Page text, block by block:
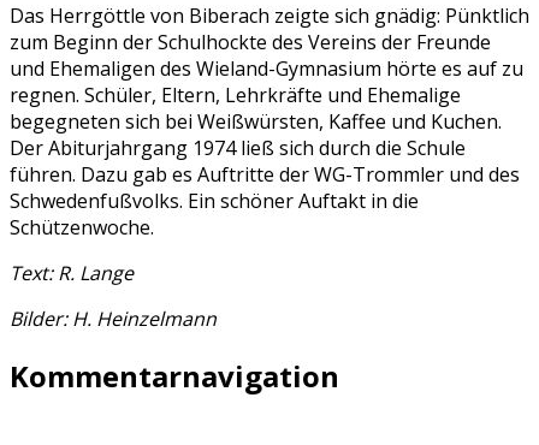
Das Herrgöttle von Biberach zeigte sich gnädig: Pünktlich
zum Beginn der Schulhockte des Vereins der Freunde
und Ehemaligen des Wieland-Gymnasium hörte es auf zu
regnen. Schüler, Eltern, Lehrkräfte und Ehemalige
begegneten sich bei Weißwürsten, Kaffee und Kuchen.
Der Abiturjahrgang 1974 ließ sich durch die Schule
führen. Dazu gab es Auftritte der WG-Trommler und des
Schwedenfußvolks. Ein schöner Auftakt in die
Schützenwoche.
Text: R. Lange
Bilder: H. Heinzelmann
Kommentarnavigation